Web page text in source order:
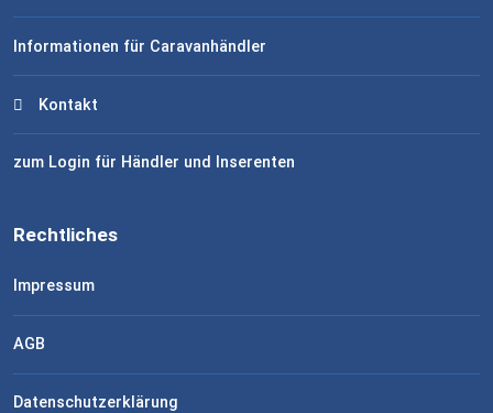
Informationen für Caravanhändler
Kontakt
zum Login für Händler und Inserenten
Rechtliches
Impressum
AGB
Datenschutzerklärung